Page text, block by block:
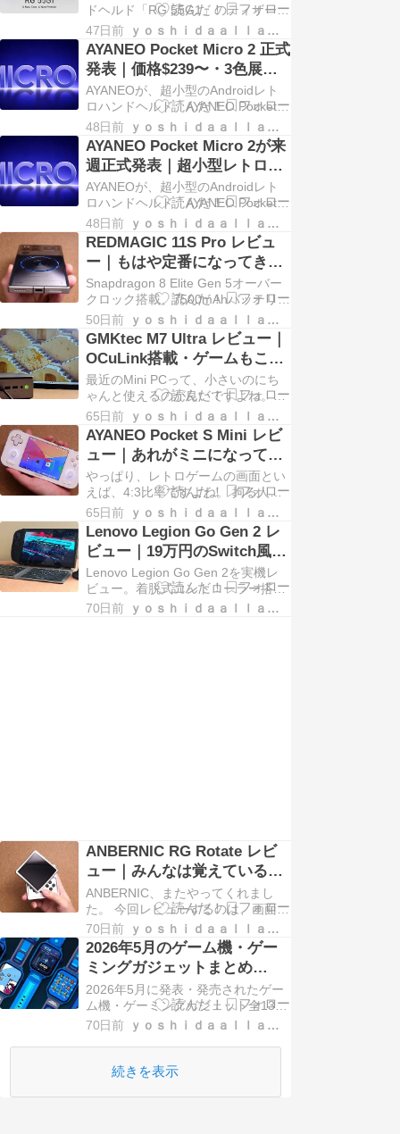
ヘルド
ドヘルド「RG 55G1」のティザーを
公式YouTubeで公開しました。キャ
ッチコピーは「A New Core. A New
Frontier」。今回のティザーでは外
観と一部 […]
47日前 ｙｏｓｈｉｄａａｌｌａｒｃｈｉｖｅｓ
AYANEO Pocket Micro 2 正式
発表｜価格$239〜・3色展
開・Snapdragon搭載
AYANEOが、超小型のAndroidレト
ロハンドヘルド「AYANEO Pocket
Micro 2」を2026年6月26日に正式発
表・プレオーダー開始しました。初
代Pocket Microの後継機で、スロー
ガンは「Ge […]
48日前 ｙｏｓｈｉｄａａｌｌａｒｃｈｉｖｅｓ
AYANEO Pocket Micro 2が来
週正式発表｜超小型レトロ機
が「Gen 2 Powerhouse」で
進化
AYANEOが、超小型のAndroidレト
ロハンドヘルド「AYANEO Pocket
Micro 2」を来週正式発表すると予告
しました。初代Pocket Microの後継
機で、スローガンは「Gen 2
Powerhous […]
48日前 ｙｏｓｈｉｄａａｌｌａｒｃｈｉｖｅｓ
REDMAGIC 11S Pro レビュ
ー｜もはや定番になってきた
変態ゲーミングスマホ
Snapdragon 8 Elite Gen 5オーバー
クロック搭載、7500mAhバッテリ
ー、24000RPM冷却ファン。
REDMAGIC 11S Pro 16G+512G
Subzeroを使って確かめた。
50日前 ｙｏｓｈｉｄａａｌｌａｒｃｈｉｖｅｓ
GMKtec M7 Ultra レビュー｜
OCuLink搭載・ゲームもこな
すコンパクトPC
最近のMini PCって、小さいのにち
ゃんと使えるのが良いですよね。
「GMKtec M7 Ultra」は、高性能寄
りのMini PCで、コンパクトさと実
用性をうまく両立したモデル。 今回
はいつものように外観や性能、使い
[…]
65日前 ｙｏｓｈｉｄａａｌｌａｒｃｈｉｖｅｓ
AYANEO Pocket S Mini レビ
ュー｜あれがミニになって帰
ってきた
やっぱり、レトロゲームの画面とい
えば、4:3比率ですよね。 拘る人は
結構こだわると思いますし、実際私
もめちゃくちゃ好きです。AYANEO
は過去にも4:3モデルを出していた
んですが、今回のモデルはかなり強
めな仕様。リッチな […]
65日前 ｙｏｓｈｉｄａａｌｌａｒｃｈｉｖｅｓ
Lenovo Legion Go Gen 2 レ
ビュー｜19万円のSwitch風ゲ
ーミングPC
Lenovo Legion Go Gen 2を実機レ
ビュー。着脱式コントローラー搭載
の8.8インチWindowsゲーミング
70日前 ｙｏｓｈｉｄａａｌｌａｒｃｈｉｖｅｓ
ANBERNIC RG Rotate レビ
ュー｜みんなは覚えているは
ずです、回転の魔力を
ANBERNIC、またやってくれまし
た。 今回レビューするのは、画面が
くるっと回転するAndroid携帯ゲー
ム機、ANBERNIC RG Rotateです。
携帯ゲーム機で回転って何？と思う
んですが、実際に本体を見ると、
[…]
70日前 ｙｏｓｈｉｄａａｌｌａｒｃｈｉｖｅｓ
2026年5月のゲーム機・ゲー
ミングガジェットまとめ
【Deep Game News】
2026年5月に発表・発売されたゲー
ム機・ゲーミングガジェット全13製
品をまとめてお届けします。
70日前 ｙｏｓｈｉｄａａｌｌａｒｃｈｉｖｅｓ
続きを表示